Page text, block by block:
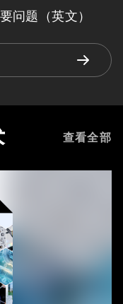
问题（英文）
查看全部